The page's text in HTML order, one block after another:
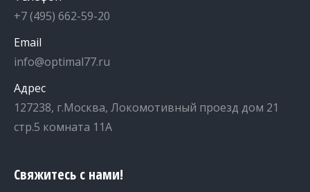
+7 (495) 662-59-20
Email
info@optimal77.ru
Адрес
127238, г.Москва, Локомотивный проезд дом 21
стр.5 комната 11А
Свяжитесь с нами!